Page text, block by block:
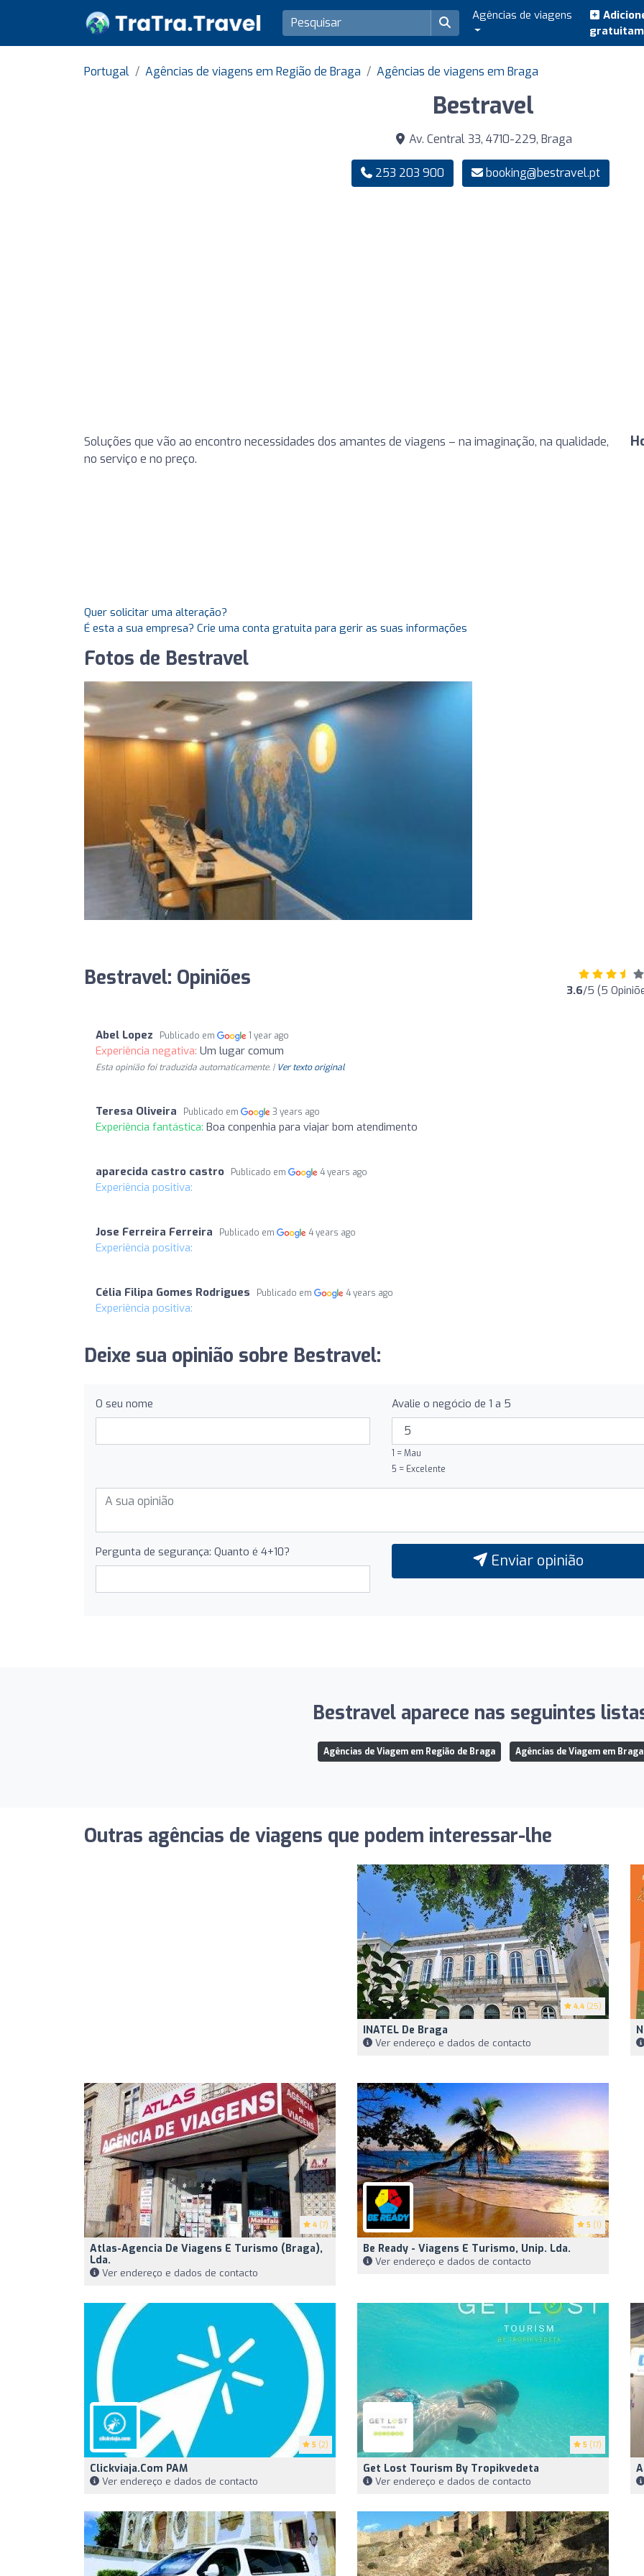
Agências de viagens
Portugal Agências de viagens em Região de Braga Agências de viagens em Braga
Bestravel
Av. Central 33, 4710-229, Braga
253 203 900 booking@bestravel.pt
Soluções que vão ao encontro necessidades dos amantes de viagens – na imaginação, na qualidade,
no serviço e no preço.
Quer solicitar uma alteração?
É esta a sua empresa? Crie uma conta gratuita para gerir as suas informações
Fotos de Bestravel
Bestravel: Opiniões 3.6/5 (5
Abel Lopez Publicado em 1 year ago
Experiência negativa: Um lugar comum
Esta opinião foi traduzida automaticamente. | Ver texto original
Teresa Oliveira Publicado em 3 years ago
Experiência fantástica: Boa conpenhia para viajar bom atendimento
aparecida castro castro Publicado em 4 years ago
Experiência positiva:
Jose Ferreira Ferreira Publicado em 4 years ago
Experiência positiva:
Célia Filipa Gomes Rodrigues Publicado em 4 years ago
Experiência positiva:
Deixe sua opinião sobre Bestravel:
O seu nome Avalie o negócio de 1 a 5
1 = Mau
5 = Excelente
Pergunta de segurança: Quanto é 4+10? Enviar opinião
Bestravel aparece nas seguintes
Agências de Viagem em Região de Braga Agências de Viagem em Braga
Outras agências de viagens que podem interessar-lhe
4.4 (25)
INATEL De Braga
Ver endereço e dados de contacto
4 (7)
Atlas-Agencia De Viagens E Turismo (Braga),
Lda.
Ver endereço e dados de contacto
5 (1)
Be Ready - Viagens E Turismo, Unip. Lda.
Ver endereço e dados de contacto
5 (2)
Clickviaja.com PAM
Ver endereço e dados de contacto
5 (17)
Get Lost Tourism By Tropikvedeta
Ver endereço e dados de contacto